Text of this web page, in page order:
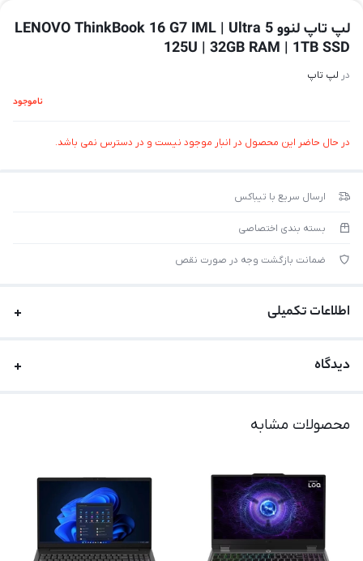
لپ تاپ لنوو LENOVO ThinkBook 16 G7 IML | Ultra 5
125U | 32GB RAM | 1TB SSD
در لپ تاپ
ناموجود
در حال حاضر این محصول در انبار موجود نیست و در دسترس نمی باشد.
ارسال سریع با تیباکس
بسته بندی اختصاصی
ضمانت بازگشت وجه در صورت نقص
اطلاعات تکمیلی
دیدگاه
محصولات مشابه